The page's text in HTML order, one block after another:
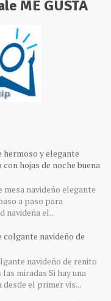
ME GUSTA
y elegante
hojas de noche buena
mesa navideño elegante
a paso para
navideña el...
navideño de
navideño de renito
miradas Si hay una
desde el primer vis...